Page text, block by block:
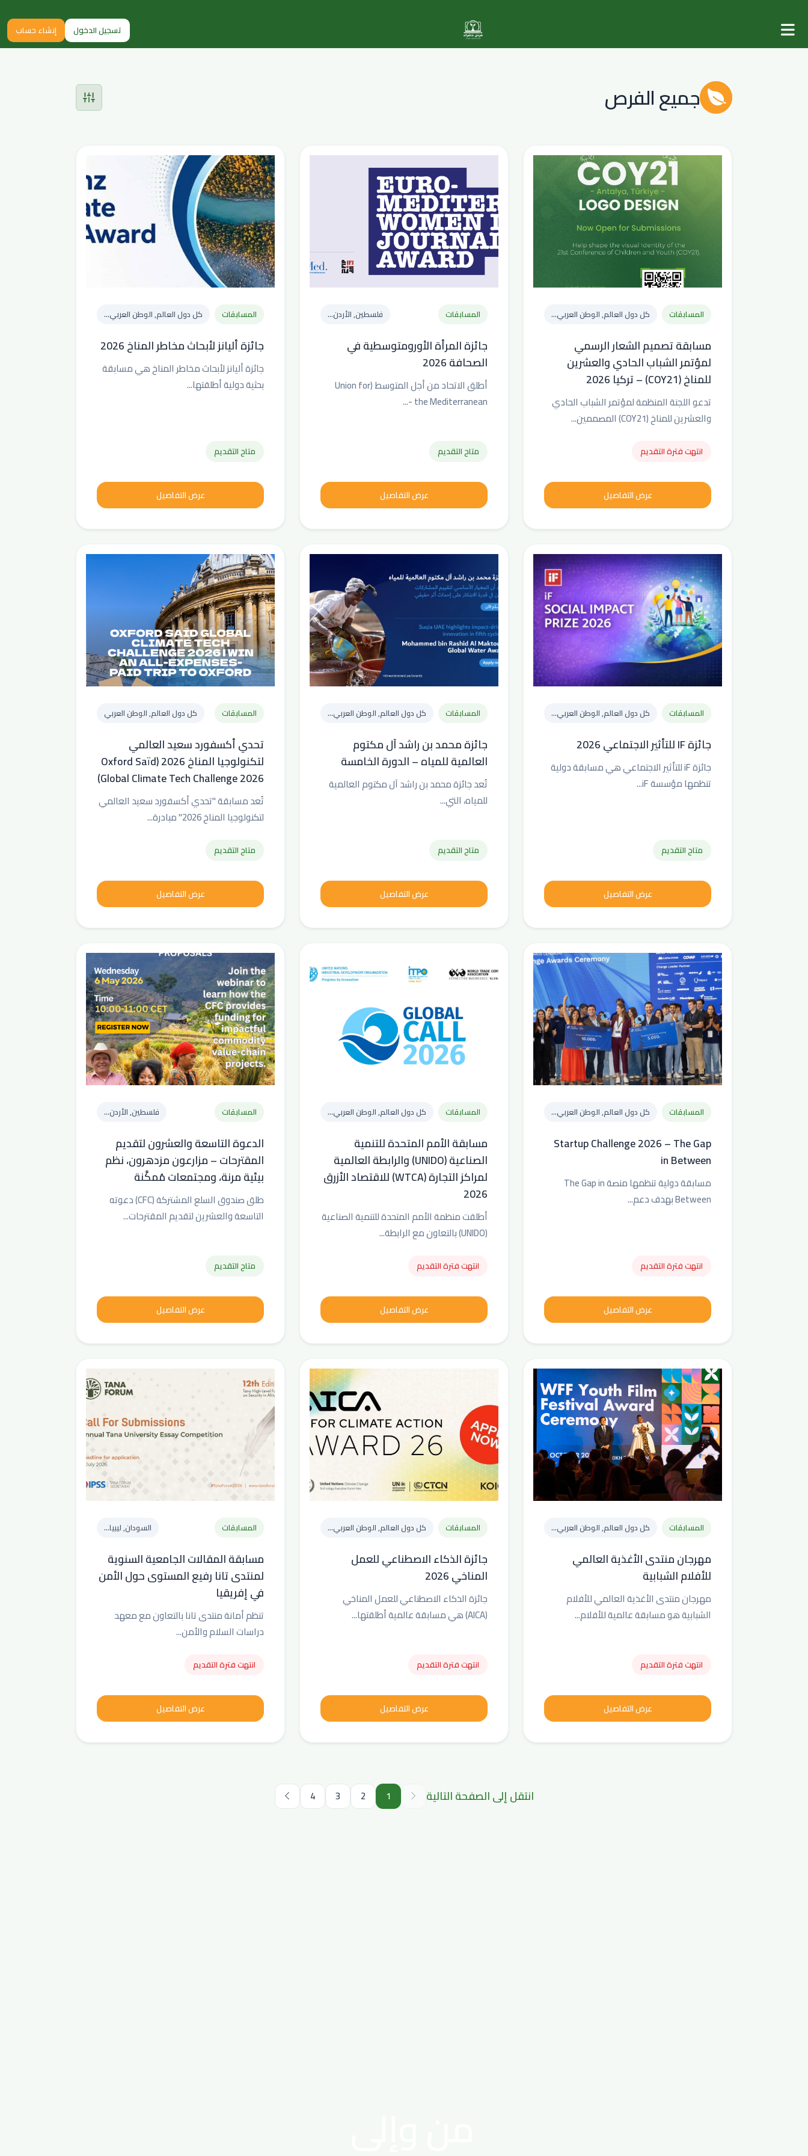
تسجيل الدخول إنشاء حساب
جميع الفرص
المسابقات كل دول العالم, الوطن العربي...
مسابقة تصميم الشعار الرسمي
لمؤتمر الشباب الحادي والعشرين
للمناخ (COY21) – تركيا 2026
تدعو اللجنة المنظمة لمؤتمر الشباب الحادي
والعشرين للمناخ (COY21) المصممين...
انتهت فترة التقديم
عرض التفاصيل
المسابقات فلسطين, الأردن...
جائزة المرأة الأورومتوسطية في
الصحافة 2026
أطلق الاتحاد من أجل المتوسط (Union for
the Mediterranean -...
متاح التقديم
عرض التفاصيل
المسابقات كل دول العالم, الوطن العربي...
جائزة أليانز لأبحاث مخاطر المناخ 2026
جائزة أليانز لأبحاث مخاطر المناخ هي مسابقة
بحثية دولية أطلقتها...
متاح التقديم
عرض التفاصيل
المسابقات كل دول العالم, الوطن العربي...
جائزة IF للتأثير الاجتماعي 2026
جائزة iF للتأثير الاجتماعي هي مسابقة دولية
تنظمها مؤسسة iF...
متاح التقديم
عرض التفاصيل
المسابقات كل دول العالم, الوطن العربي...
جائزة محمد بن راشد آل مكتوم
العالمية للمياه – الدورة الخامسة
تُعد جائزة محمد بن راشد آل مكتوم العالمية
للمياه، التي...
متاح التقديم
عرض التفاصيل
المسابقات كل دول العالم, الوطن العربي
تحدي أكسفورد سعيد العالمي
لتكنولوجيا المناخ 2026 (Oxford Saïd
Global Climate Tech Challenge 2026)
تُعد مسابقة "تحدي أكسفورد سعيد العالمي
لتكنولوجيا المناخ 2026" مبادرة...
متاح التقديم
عرض التفاصيل
المسابقات كل دول العالم, الوطن العربي...
Startup Challenge 2026 – The Gap
in Between
مسابقة دولية تنظمها منصة The Gap in
Between بهدف دعم...
انتهت فترة التقديم
عرض التفاصيل
المسابقات كل دول العالم, الوطن العربي...
مسابقة الأمم المتحدة للتنمية
الصناعية (UNIDO) والرابطة العالمية
لمراكز التجارة (WTCA) للاقتصاد الأزرق
2026
أطلقت منظمة الأمم المتحدة للتنمية الصناعية
(UNIDO) بالتعاون مع الرابطة...
انتهت فترة التقديم
عرض التفاصيل
المسابقات فلسطين, الأردن...
الدعوة التاسعة والعشرون لتقديم
المقترحات – مزارعون مزدهرون، نظم
بيئية مرنة، ومجتمعات مُمكَّنة
طلق صندوق السلع المشتركة (CFC) دعوته
التاسعة والعشرين لتقديم المقترحات...
متاح التقديم
عرض التفاصيل
المسابقات كل دول العالم, الوطن العربي...
مهرجان منتدى الأغذية العالمي
للأفلام الشبابية
مهرجان منتدى الأغذية العالمي للأفلام
الشبابية هو مسابقة عالمية للأفلام...
انتهت فترة التقديم
عرض التفاصيل
المسابقات كل دول العالم, الوطن العربي...
جائزة الذكاء الاصطناعي للعمل
المناخي 2026
جائزة الذكاء الاصطناعي للعمل المناخي
(AICA) هي مسابقة عالمية أطلقتها...
انتهت فترة التقديم
عرض التفاصيل
المسابقات السودان, ليبيا...
مسابقة المقالات الجامعية السنوية
لمنتدى تانا رفيع المستوى حول الأمن
في إفريقيا
تنظم أمانة منتدى تانا بالتعاون مع معهد
دراسات السلام والأمن...
انتهت فترة التقديم
عرض التفاصيل
انتقل إلى الصفحة التالية 1
2
3
4